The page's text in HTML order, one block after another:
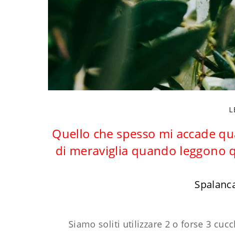
Quello che spesso mi accade
di meraviglia quando leggono
Siamo soliti utilizzare 2 o forse 3